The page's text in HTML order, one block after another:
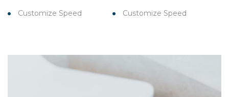
Customize Speed Customize Speed